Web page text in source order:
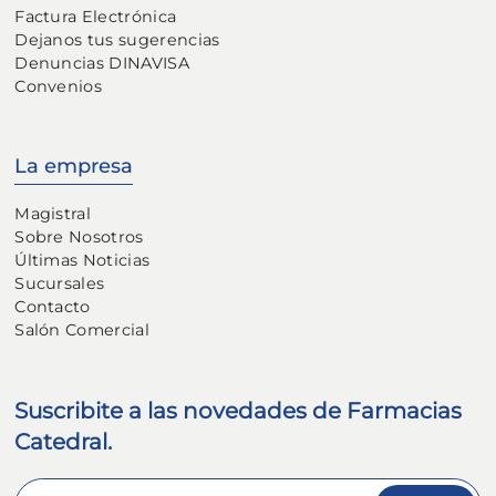
Factura Electrónica
Dejanos tus sugerencias
Denuncias DINAVISA
Convenios
La empresa
Magistral
Sobre Nosotros
Últimas Noticias
Sucursales
Contacto
Salón Comercial
Suscribite a las novedades de Farmacias
Catedral.